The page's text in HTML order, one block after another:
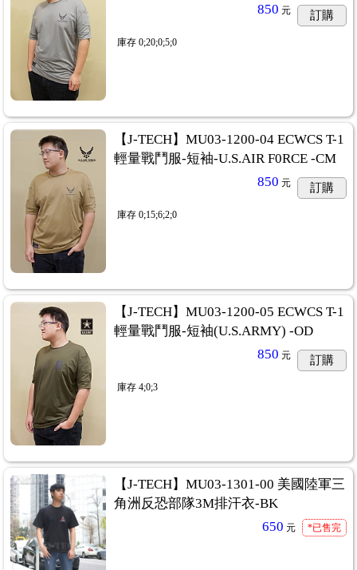
850 元 訂購
庫存 0;20;0;5;0
【J-TECH】MU03-1200-04 ECWCS T-1
輕量戰鬥服-短袖-U.S.AIR F0RCE -CM
850 元 訂購
庫存 0;15;6;2;0
【J-TECH】MU03-1200-05 ECWCS T-1
輕量戰鬥服-短袖(U.S.ARMY) -OD
850 元 訂購
庫存 4;0;3
【J-TECH】MU03-1301-00 美國陸軍三
角洲反恐部隊3M排汗衣-BK
650 元 *已售完